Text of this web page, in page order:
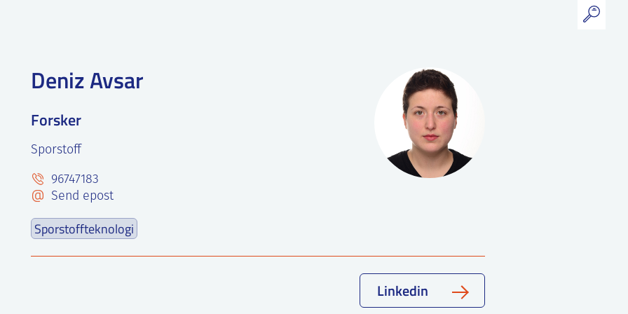
Deniz Avsar
Forsker
Sporstoff
96747183
Send epost
Sporstoffteknologi
Linkedin